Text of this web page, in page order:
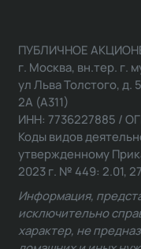
ПУБЛИЧНОЕ
г. Москва, вн.тер. г.
ул Льва Толстого, д.
2А (А311)
ИНН: 7736227885 /
Коды видов
утвержденному
2023 г. № 449: 2.01,
Информация,
исключительно
характер, не